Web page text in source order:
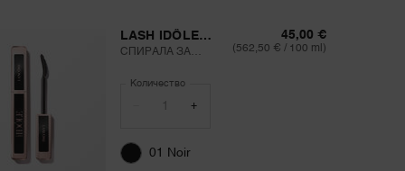
LASH IDÔLE
СПИРАЛА
СПИРАЛА ЗА
ПОВДИГАНЕ
45,00 €
(562,50 € / 100 ml)
Количество
+
01 Noir